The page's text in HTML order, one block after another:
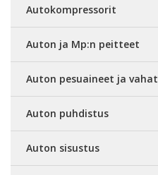
Autokompressorit
Auton ja Mp:n peitteet
Auton pesuaineet ja vahat
Auton puhdistus
Auton sisustus